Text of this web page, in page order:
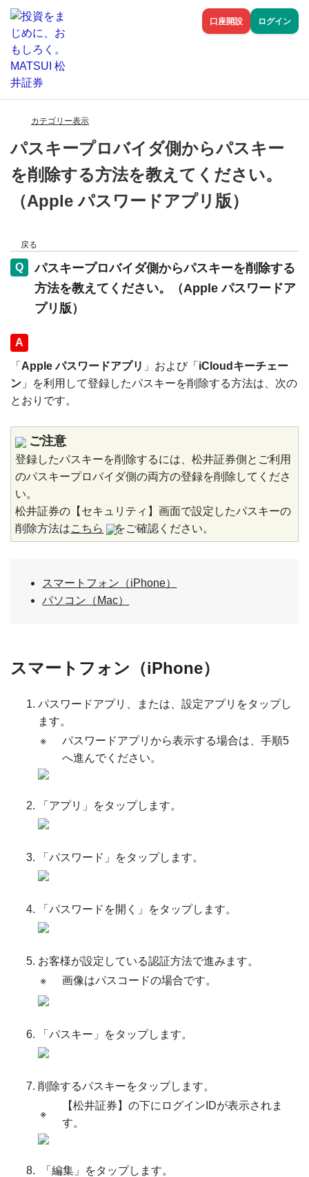
口座開設 ログイン
カテゴリー表示
パスキープロバイダ側からパスキー
を削除する方法を教えてください。
（Apple パスワードアプリ版）
戻る
パスキープロバイダ側からパスキーを削除する
方法を教えてください。（Apple パスワードア
プリ版）
回答
「 Apple パスワードアプリ 」および「 iCloudキーチェー
ン 」を利用して登録したパスキーを削除する方法は、次の
とおりです。
ご注意
登録したパスキーを削除するには、松井証券側とご利用
のパスキープロバイダ側の両方の登録を削除してくださ
い。
松井証券の【セキュリティ】画面で設定したパスキーの
削除方法はこちら をご確認ください。
スマートフォン（iPhone）
パソコン（Mac）
スマートフォン（iPhone）
パスワードアプリ、または、設定アプリをタップし
ます。
※
パスワードアプリから表示する場合は、手順5
へ進んでください。
「アプリ」をタップします。
「パスワード」をタップします。
「パスワードを開く」をタップします。
お客様が設定している認証方法で進みます。
※
画像はパスコードの場合です。
「パスキー」をタップします。
削除するパスキーをタップします。
※
【松井証券】の下にログインIDが表示されま
す。
「編集」をタップします。